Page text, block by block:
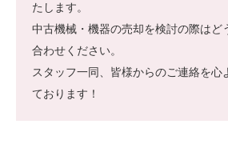
たします。
中古機械・機器の売却を検討の際はど
合わせください。
スタッフ一同、皆様からのご連絡を心
ております！